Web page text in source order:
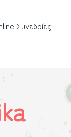
Συνεδρίες